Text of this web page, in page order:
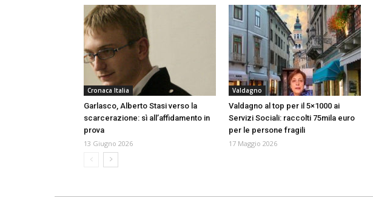
Cronaca Italia
Garlasco, Alberto Stasi verso la
scarcerazione: sì all’affidamento in
prova
13 Giugno 2026
Valdagno
Valdagno al top per il 5×1000 ai
Servizi Sociali: raccolti 75mila euro
per le persone fragili
17 Maggio 2026